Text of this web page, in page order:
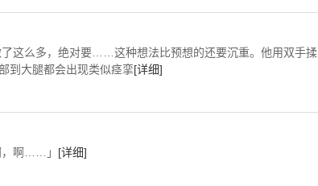
么多，绝对要……这种想法比预想的还要沉重。他用双手揉
到大腿都会出现类似痉挛[详细]
啊……」 [详细]